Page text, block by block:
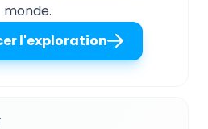
monde.
l'exploration